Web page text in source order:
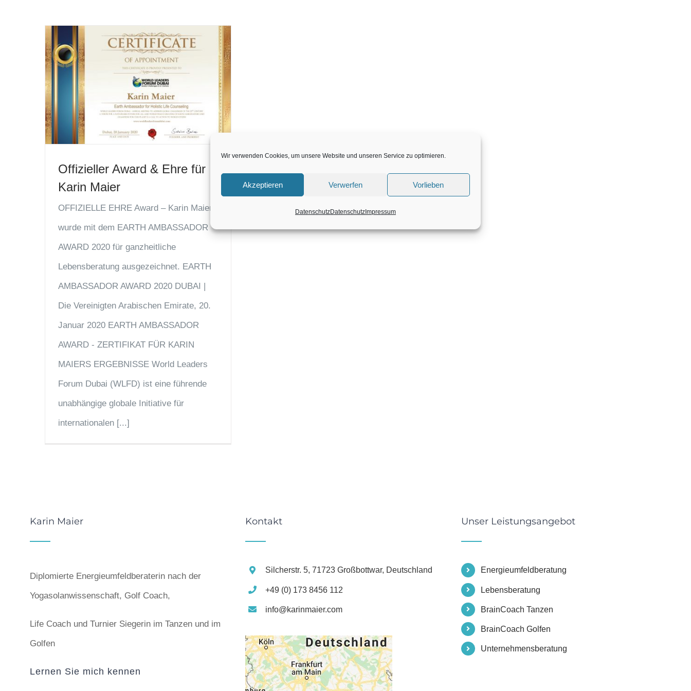
Wir verwenden Cookies, um unsere Website und unseren Service zu optimieren.
Akzeptieren Verwerfen Vorlieben
DatenschutzDatenschutz Impressum
Offizieller Award & Ehre für
Karin Maier
OFFIZIELLE EHRE Award – Karin Maier
wurde mit dem EARTH AMBASSADOR
AWARD 2020 für ganzheitliche
Lebensberatung ausgezeichnet. EARTH
AMBASSADOR AWARD 2020 DUBAI |
Die Vereinigten Arabischen Emirate, 20.
Januar 2020 EARTH AMBASSADOR
AWARD - ZERTIFIKAT FÜR KARIN
MAIERS ERGEBNISSE World Leaders
Forum Dubai (WLFD) ist eine führende
unabhängige globale Initiative für
internationalen [...]
Karin Maier
Diplomierte Energieumfeldberaterin nach der
Yogasolanwissenschaft, Golf Coach,
Life Coach und Turnier Siegerin im Tanzen und im
Golfen
Lernen Sie mich kennen
Kontakt
Silcherstr. 5, 71723 Großbottwar, Deutschland
+49 (0) 173 8456 112
info@karinmaier.com
Unser Leistungsangebot
Energieumfeldberatung
Lebensberatung
BrainCoach Tanzen
BrainCoach Golfen
Unternehmensberatung